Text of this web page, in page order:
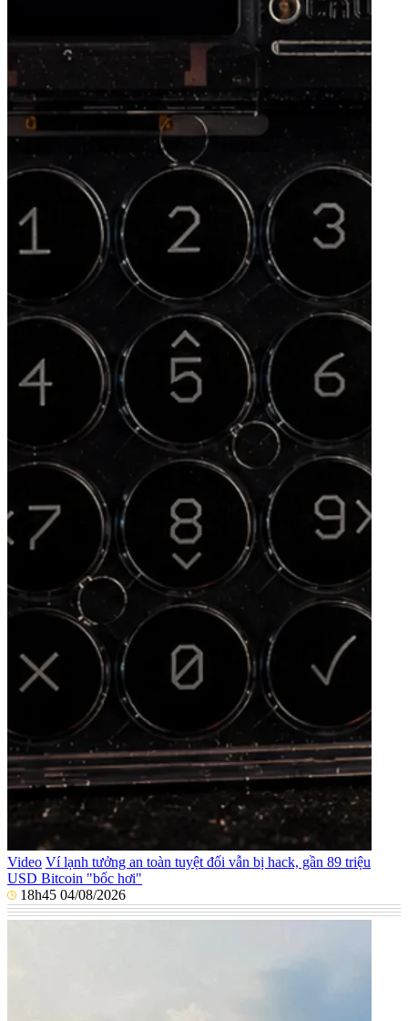
Video Ví lạnh tưởng an toàn tuyệt đối vẫn bị hack, gần 89 triệu
USD Bitcoin "bốc hơi"
18h45 04/08/2026